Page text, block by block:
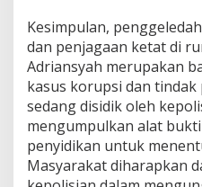
Kesimpulan,
dan penjagaan ketat di
Adriansyah merupakan
kasus korupsi dan
sedang disidik oleh
mengumpulkan alat
penyidikan untuk
Masyarakat diharapkan